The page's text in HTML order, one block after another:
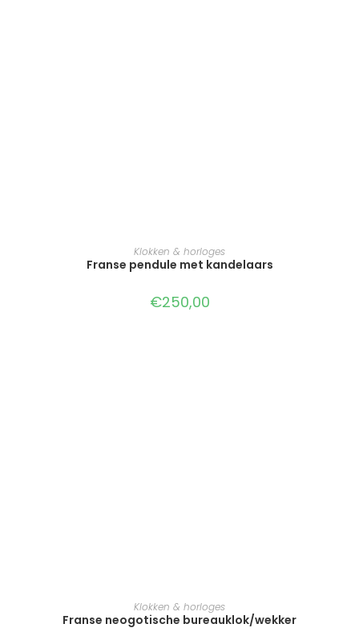
TOEVOEGEN AAN WINKELWAGEN
Klokken & horloges
Franse pendule met kandelaars
€250,00
TOEVOEGEN AAN WINKELWAGEN
Klokken & horloges
Franse neogotische bureauklok/wekker